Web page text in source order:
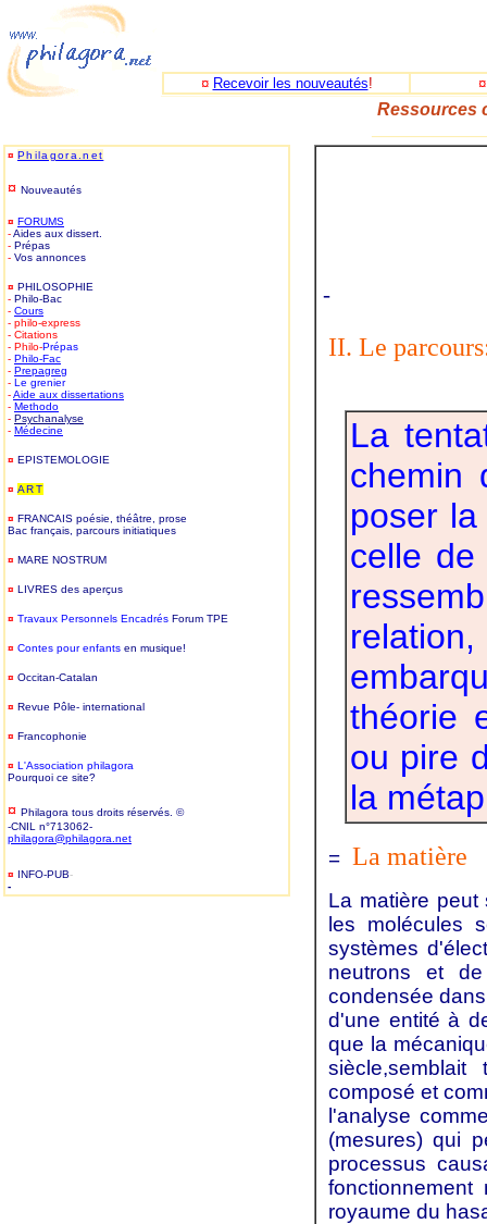
¤ Recevoir les nouveautés!
Ressources
¤ Philagora.net
¤ Nouveautés
¤ FORUMS
-Aides aux dissert.
- Prépas
- Vos annonces
¤ PHILOSOPHIE
- Philo-Bac
- Cours
- philo-express
- Citations
- Philo-Prépas
- Philo-Fac
- Prepagreg
- Le grenier
-Aide aux dissertations
- Methodo
- Psychanalyse
- Médecine
¤ EPISTEMOLOGIE
¤ ART
¤ FRANCAIS poésie, théâtre, prose
Bac français, parcours initiatiques
¤ MARE NOSTRUM
¤ LIVRES des aperçus
¤ Travaux Personnels Encadrés Forum TPE
¤ Contes pour enfants en musique!
¤ Occitan-Catalan
¤ Revue Pôle- international
¤ Francophonie
¤ L'Association philagora
Pourquoi ce site?
¤ Philagora tous droits réservés. ©
-CNIL n°713062-
philagora@philagora.net
¤ INFO-PUB-
-
-
II. Le
La
chemin
poser
celle
théorie
ou pire
la
= La matière
La matière peut
les molécules
systèmes
neutrons et
condensée
d'une entité à
que la
composé et
l'analyse
(mesures) qui
processus
royaume du